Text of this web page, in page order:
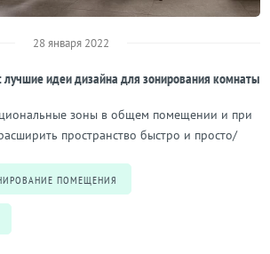
28 января 2022
идеи дизайна для зонирования комнаты
зоны в общем помещении и при
пространство быстро и просто/
ПОМЕЩЕНИЯ